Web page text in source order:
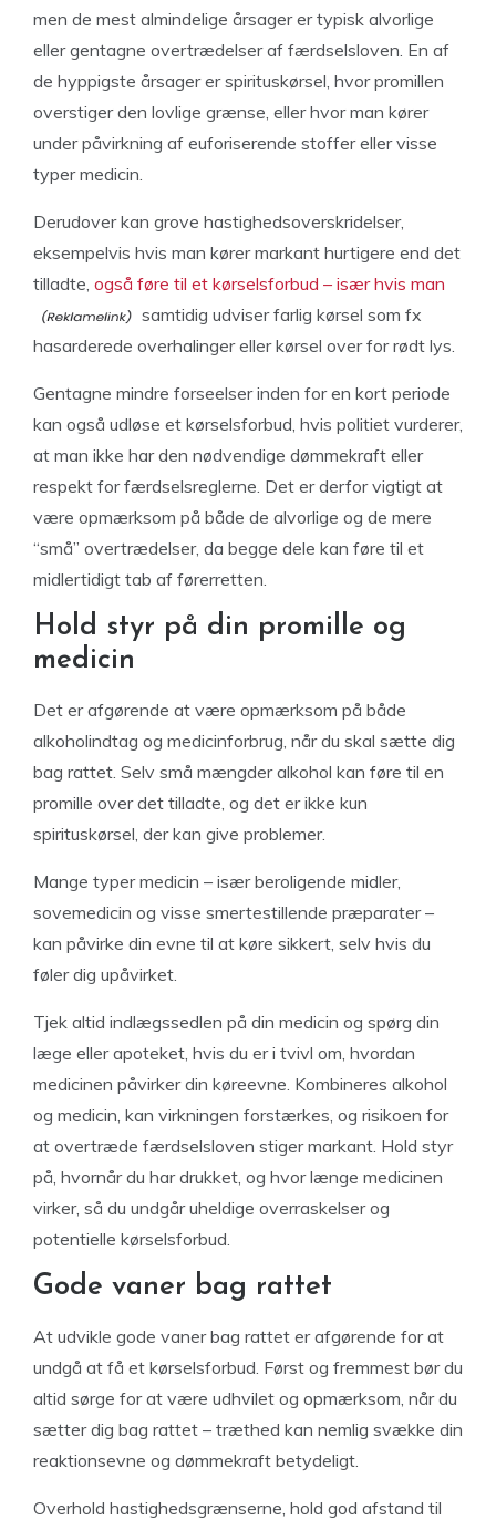
men de mest almindelige årsager er typisk alvorlige
eller gentagne overtrædelser af færdselsloven. En af
de hyppigste årsager er spirituskørsel, hvor promillen
overstiger den lovlige grænse, eller hvor man kører
under påvirkning af euforiserende stoffer eller visse
typer medicin.
Derudover kan grove hastighedsoverskridelser,
eksempelvis hvis man kører markant hurtigere end det
tilladte, også føre til et kørselsforbud – især hvis man
samtidig udviser farlig kørsel som fx
hasarderede overhalinger eller kørsel over for rødt lys.
Gentagne mindre forseelser inden for en kort periode
kan også udløse et kørselsforbud, hvis politiet vurderer,
at man ikke har den nødvendige dømmekraft eller
respekt for færdselsreglerne. Det er derfor vigtigt at
være opmærksom på både de alvorlige og de mere
“små” overtrædelser, da begge dele kan føre til et
midlertidigt tab af førerretten.
Hold styr på din promille og
medicin
Det er afgørende at være opmærksom på både
alkoholindtag og medicinforbrug, når du skal sætte dig
bag rattet. Selv små mængder alkohol kan føre til en
promille over det tilladte, og det er ikke kun
spirituskørsel, der kan give problemer.
Mange typer medicin – især beroligende midler,
sovemedicin og visse smertestillende præparater –
kan påvirke din evne til at køre sikkert, selv hvis du
føler dig upåvirket.
Tjek altid indlægssedlen på din medicin og spørg din
læge eller apoteket, hvis du er i tvivl om, hvordan
medicinen påvirker din køreevne. Kombineres alkohol
og medicin, kan virkningen forstærkes, og risikoen for
at overtræde færdselsloven stiger markant. Hold styr
på, hvornår du har drukket, og hvor længe medicinen
virker, så du undgår uheldige overraskelser og
potentielle kørselsforbud.
Gode vaner bag rattet
At udvikle gode vaner bag rattet er afgørende for at
undgå at få et kørselsforbud. Først og fremmest bør du
altid sørge for at være udhvilet og opmærksom, når du
sætter dig bag rattet – træthed kan nemlig svække din
reaktionsevne og dømmekraft betydeligt.
Overhold hastighedsgrænserne, hold god afstand til